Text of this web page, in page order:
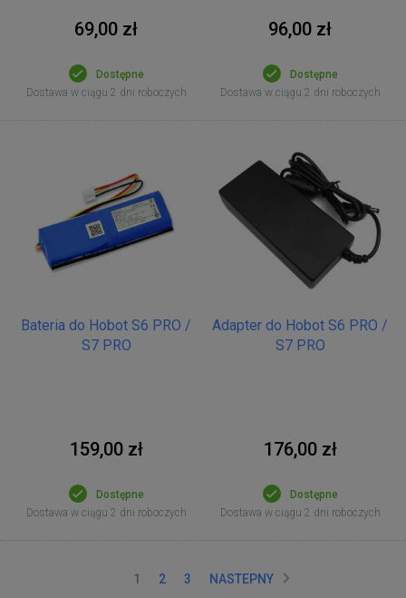
69,00 zł
Dostępne
Dostawa w ciągu 2 dni roboczych
96,00 zł
Dostępne
Dostawa w ciągu 2 dni roboczych
Bateria do Hobot S6 PRO /
S7 PRO
159,00 zł
Dostępne
Dostawa w ciągu 2 dni roboczych
Adapter do Hobot S6 PRO /
S7 PRO
176,00 zł
Dostępne
Dostawa w ciągu 2 dni roboczych
1 2 3 NASTEPNY